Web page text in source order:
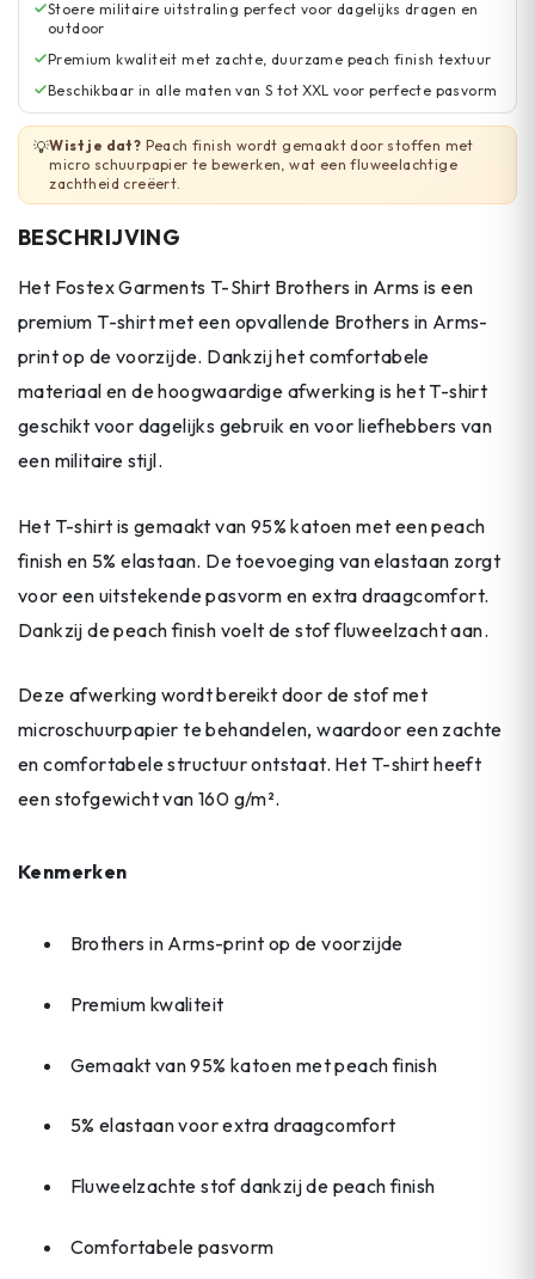
Stoere militaire uitstraling perfect voor dagelijks dragen en
outdoor
Premium kwaliteit met zachte, duurzame peach finish textuur
Beschikbaar in alle maten van S tot XXL voor perfecte pasvorm
💡Wist je dat? Peach finish wordt gemaakt door stoffen met
micro schuurpapier te bewerken, wat een fluweelachtige
zachtheid creëert.
BESCHRIJVING
Het Fostex Garments T-Shirt Brothers in Arms is een
premium T-shirt met een opvallende Brothers in Arms-
print op de voorzijde. Dankzij het comfortabele
materiaal en de hoogwaardige afwerking is het T-shirt
geschikt voor dagelijks gebruik en voor liefhebbers van
een militaire stijl.
Het T-shirt is gemaakt van 95% katoen met een peach
finish en 5% elastaan. De toevoeging van elastaan zorgt
voor een uitstekende pasvorm en extra draagcomfort.
Dankzij de peach finish voelt de stof fluweelzacht aan.
Deze afwerking wordt bereikt door de stof met
microschuurpapier te behandelen, waardoor een zachte
en comfortabele structuur ontstaat. Het T-shirt heeft
een stofgewicht van 160 g/m².
Kenmerken
Brothers in Arms-print op de voorzijde
Premium kwaliteit
Gemaakt van 95% katoen met peach finish
5% elastaan voor extra draagcomfort
Fluweelzachte stof dankzij de peach finish
Comfortabele pasvorm